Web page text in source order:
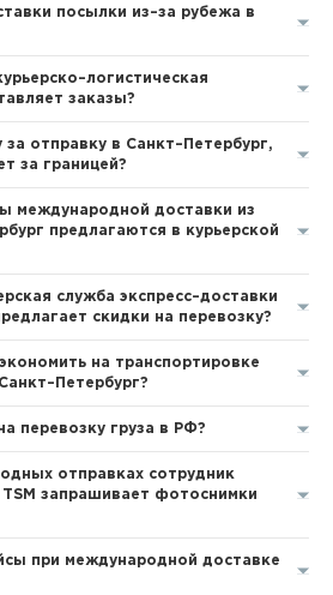
посылки из–за рубежа в
заказы?
за отправку в Санкт–Петербург,
за границей?
международной доставки из
предлагаются в курьерской
служба экспресс–доставки
скидки на перевозку?
на транспортировке
перевозку груза в РФ?
отправках сотрудник
TSM запрашивает фотоснимки
при международной доставке